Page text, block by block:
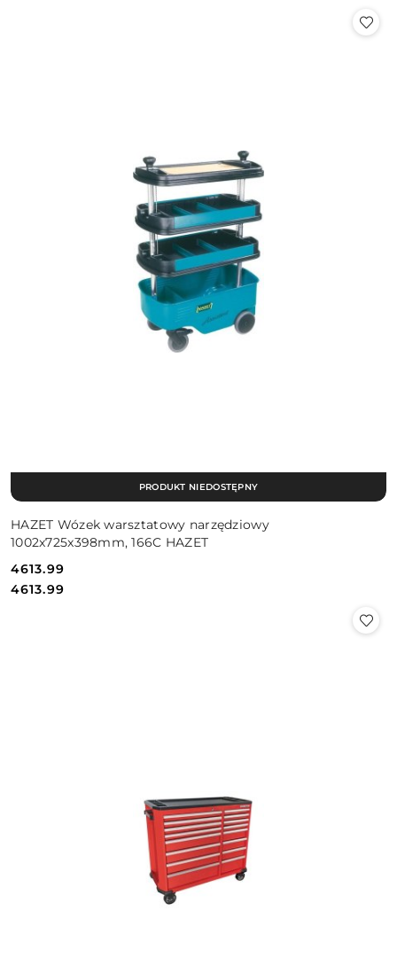
HAZET Wózek warsztatowy narzędziowy
1002x725x398mm, 166C HAZET
Cena:
4613.99
Cena:
4613.99
PRODUKT NIEDOSTĘPNY